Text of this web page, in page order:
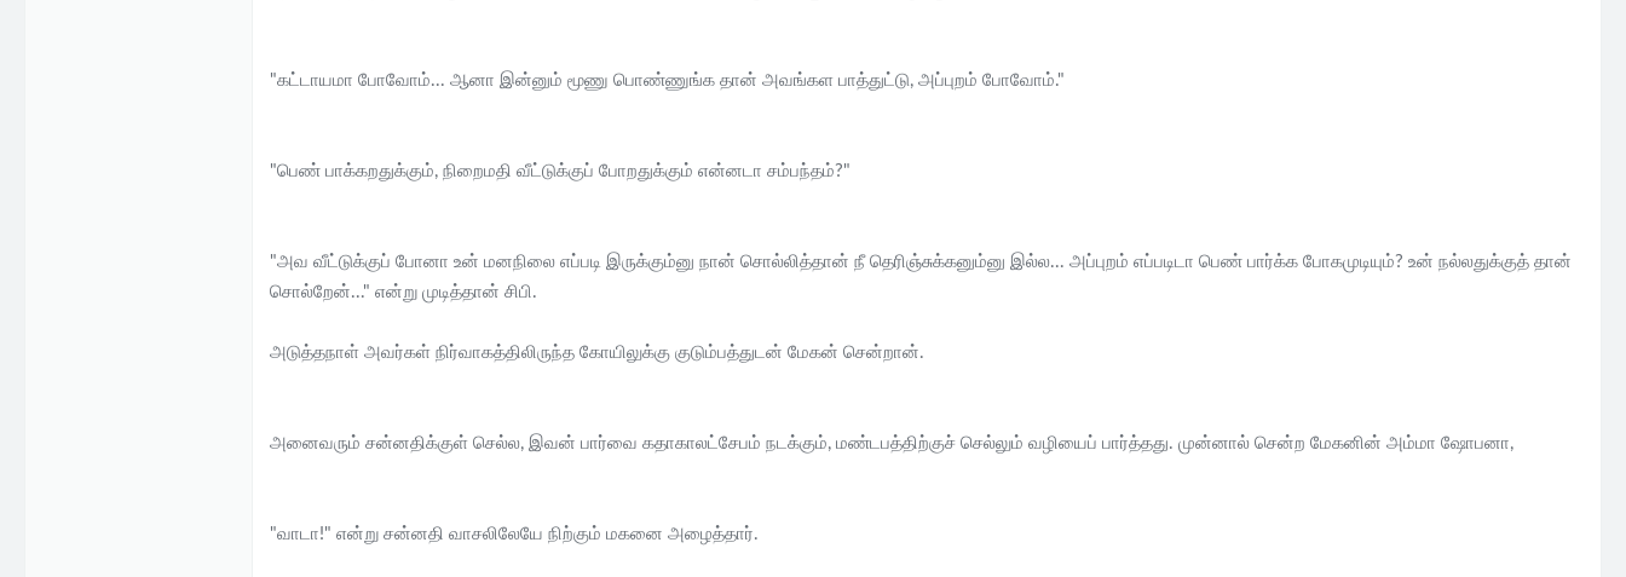
"கட்டாயமா போவோம்... ஆனா இன்னும் மூணு பொண்ணுங்க தான் அவங்கள பாத்துட்டு, அப்புறம் போவோம்."
"பெண் பாக்கறதுக்கும், நிறைமதி வீட்டுக்குப் போறதுக்கும் என்னடா சம்பந்தம்?"
"அவ வீட்டுக்குப் போனா உன் மனநிலை எப்படி இருக்கும்னு நான் சொல்லித்தான் நீ தெரிஞ்சுக்கனும்னு இல்ல... அப்புறம் எப்படிடா பெண் பார்க்க போகமுடியும்? உன் நல்லதுக்குத் தான்
சொல்றேன்..." என்று முடித்தான் சிபி.
அடுத்தநாள் அவர்கள் நிர்வாகத்திலிருந்த கோயிலுக்கு குடும்பத்துடன் மேகன் சென்றான்.
அனைவரும் சன்னதிக்குள் செல்ல, இவன் பார்வை கதாகாலட்சேபம் நடக்கும், மண்டபத்திற்குச் செல்லும் வழியைப் பார்த்தது. முன்னால் சென்ற மேகனின் அம்மா ஷோபனா,
"வாடா!" என்று சன்னதி வாசலிலேயே நிற்கும் மகனை அழைத்தார்.